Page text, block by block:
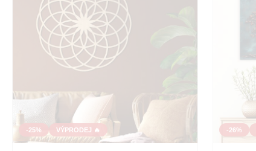
-25% VÝPRODEJ 🔥 -26%